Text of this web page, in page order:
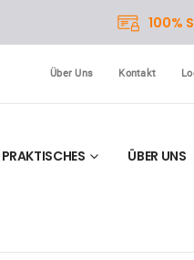
100%
Über Uns Kontakt
PRAKTISCHES ÜBER UNS